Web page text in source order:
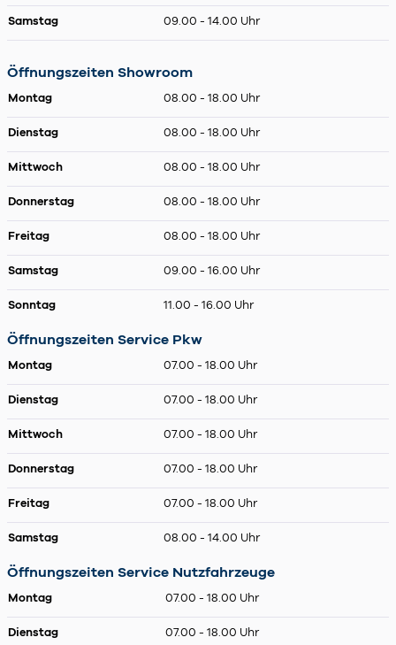
Samstag 09.00 - 14.00 Uhr
Öffnungszeiten Showroom
Montag 08.00 - 18.00 Uhr
Dienstag 08.00 - 18.00 Uhr
Mittwoch 08.00 - 18.00 Uhr
Donnerstag 08.00 - 18.00 Uhr
Freitag 08.00 - 18.00 Uhr
Samstag 09.00 - 16.00 Uhr
Sonntag 11.00 - 16.00 Uhr
Öffnungszeiten Service Pkw
Montag 07.00 - 18.00 Uhr
Dienstag 07.00 - 18.00 Uhr
Mittwoch 07.00 - 18.00 Uhr
Donnerstag 07.00 - 18.00 Uhr
Freitag 07.00 - 18.00 Uhr
Samstag 08.00 - 14.00 Uhr
Öffnungszeiten Service Nutzfahrzeuge
Montag 07.00 - 18.00 Uhr
Dienstag 07.00 - 18.00 Uhr